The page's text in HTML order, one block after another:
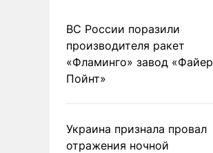
ВС России поразили
производителя ракет
«Фламинго» завод «Файер
Пойнт»
Украина признала провал
отражения ночной